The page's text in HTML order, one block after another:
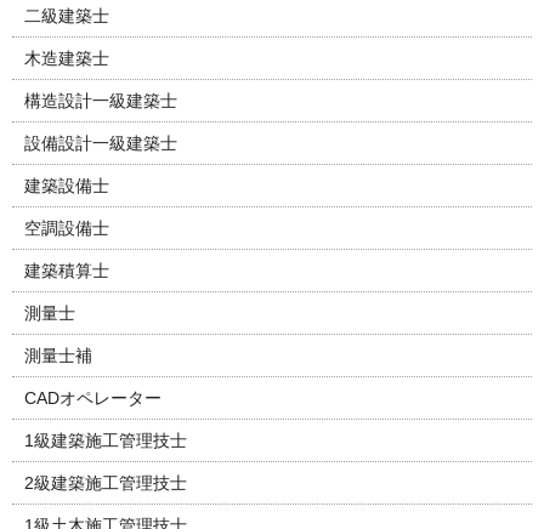
二級建築士
木造建築士
構造設計一級建築士
設備設計一級建築士
建築設備士
空調設備士
建築積算士
測量士
測量士補
CADオペレーター
1級建築施工管理技士
2級建築施工管理技士